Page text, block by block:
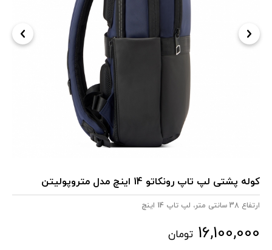
کوله پشتی لپ تاپ رونکاتو 14 اینچ مدل متروپولیتن
ارتفاع 38 سانتی متر، لپ تاپ 14 اینچ
16,100,000 تومان